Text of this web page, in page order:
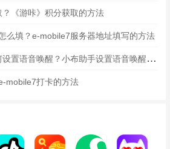
？《游咔》积分获取的方法
么填？e-mobile7服务器地址填写的方法
小布智能语音助手如何设置语音唤醒？小布助手设置语音唤醒的方法
mobile7打卡的方法